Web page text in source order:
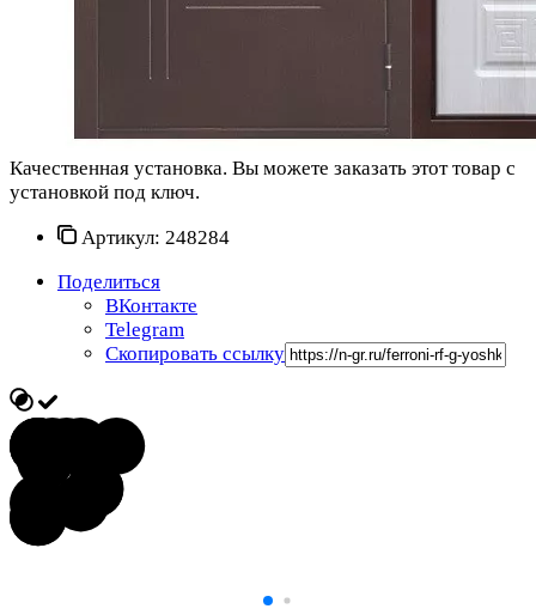
Качественная установка. Вы можете заказать этот товар с
установкой под ключ.
Артикул: 248284
Поделиться
ВКонтакте
Telegram
Скопировать ссылку